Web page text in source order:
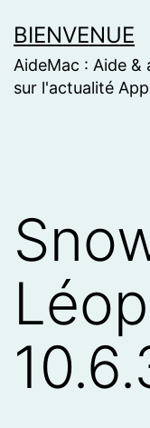
to
content
BIENVENUE
AideMac : Aide &
sur l'actualité